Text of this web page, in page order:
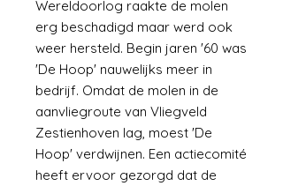
Wereldoorlog raakte de molen
erg beschadigd maar werd ook
weer hersteld. Begin jaren '60 was
'De Hoop' nauwelijks meer in
bedrijf. Omdat de molen in de
aanvliegroute van Vliegveld
Zestienhoven lag, moest 'De
Hoop' verdwijnen. Een actiecomité
heeft ervoor gezorgd dat de